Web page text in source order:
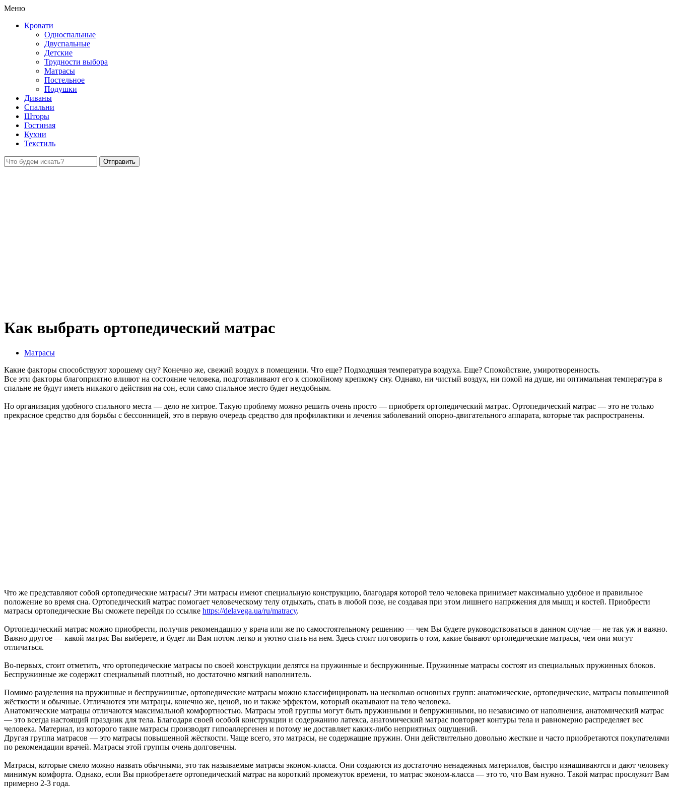
Меню
Кровати
Односпальные
Двуспальные
Детские
Трудности выбора
Матрасы
Постельное
Подушки
Диваны
Спальни
Шторы
Гостиная
Кухни
Текстиль
Как выбрать ортопедический матрас
Матрасы
Какие факторы способствуют хорошему сну? Конечно же, свежий воздух в помещении. Что еще? Подходящая температура воздуха. Еще? Спокойствие, умиротворенность.
Все эти факторы благоприятно влияют на состояние человека, подготавливают его к спокойному крепкому сну. Однако, ни чистый воздух, ни покой на душе, ни оптимальная температура в
спальне не будут иметь никакого действия на сон, если само спальное место будет неудобным.
Но организация удобного спального места — дело не хитрое. Такую проблему можно решить очень просто — приобретя ортопедический матрас. Ортопедический матрас — это не только
прекрасное средство для борьбы с бессонницей, это в первую очередь средство для профилактики и лечения заболеваний опорно-двигательного аппарата, которые так распространены.
Что же представляют собой ортопедические матрасы? Эти матрасы имеют специальную конструкцию, благодаря которой тело человека принимает максимально удобное и правильное
положение во время сна. Ортопедический матрас помогает человеческому телу отдыхать, спать в любой позе, не создавая при этом лишнего напряжения для мышц и костей. Приобрести
матрасы ортопедические Вы сможете перейдя по ссылке https://delavega.ua/ru/matracy.
Ортопедический матрас можно приобрести, получив рекомендацию у врача или же по самостоятельному решению — чем Вы будете руководствоваться в данном случае — не так уж и важно.
Важно другое — какой матрас Вы выберете, и будет ли Вам потом легко и уютно спать на нем. Здесь стоит поговорить о том, какие бывают ортопедические матрасы, чем они могут
отличаться.
Во-первых, стоит отметить, что ортопедические матрасы по своей конструкции делятся на пружинные и беспружинные. Пружинные матрасы состоят из специальных пружинных блоков.
Беспружинные же содержат специальный плотный, но достаточно мягкий наполнитель.
Помимо разделения на пружинные и беспружинные, ортопедические матрасы можно классифицировать на несколько основных групп: анатомические, ортопедические, матрасы повышенной
жёсткости и обычные. Отличаются эти матрацы, конечно же, ценой, но и также эффектом, который оказывают на тело человека.
Анатомические матрацы отличаются максимальной комфортностью. Матрасы этой группы могут быть пружинными и бепружинными, но независимо от наполнения, анатомический матрас
— это всегда настоящий праздник для тела. Благодаря своей особой конструкции и содержанию латекса, анатомический матрас повторяет контуры тела и равномерно распределяет вес
человека. Материал, из которого такие матрасы производят гипоаллергенен и потому не доставляет каких-либо неприятных ощущений.
Другая группа матрасов — это матрасы повышенной жёсткости. Чаще всего, это матрасы, не содержащие пружин. Они действительно довольно жесткие и часто приобретаются покупателями
по рекомендации врачей. Матрасы этой группы очень долговечны.
Матрасы, которые смело можно назвать обычными, это так называемые матрасы эконом-класса. Они создаются из достаточно ненадежных материалов, быстро изнашиваются и дают человеку
минимум комфорта. Однако, если Вы приобретаете ортопедический матрас на короткий промежуток времени, то матрас эконом-класса — это то, что Вам нужно. Такой матрас прослужит Вам
примерно 2-3 года.